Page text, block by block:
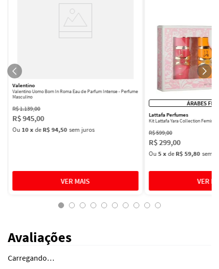
Valentino
Valentino Uomo Born In Roma Eau de Parfum Intense - Perfume
Masculino
R$1.139,00
R$945,00
Ou 10xdeR$ 94,50 sem juros
ÁRABES
Lattafa Perfumes
Kit Lattafa Yara Collection
R$599,00
R$299,00
Ou5xdeR$ 59,80 sem
Avaliações
Carregando…